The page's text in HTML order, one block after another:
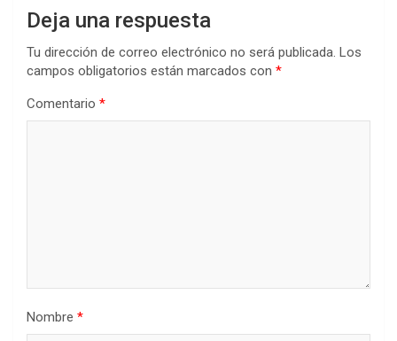
Deja una respuesta
Tu dirección de correo electrónico no será publicada. Los
campos obligatorios están marcados con *
Comentario *
Nombre *